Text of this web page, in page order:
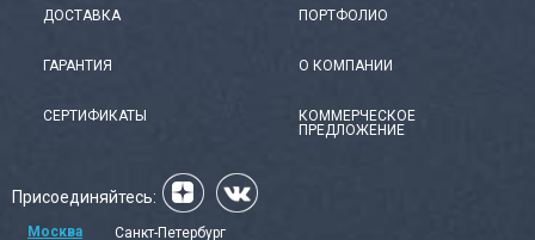
ДОСТАВКА
ГАРАНТИЯ
СЕРТИФИКАТЫ
ПОРТФОЛИО
О КОМПАНИИ
КОММЕРЧЕСКОЕ
ПРЕДЛОЖЕНИЕ
Присоединяйтесь:
Москва Санкт-Петербург